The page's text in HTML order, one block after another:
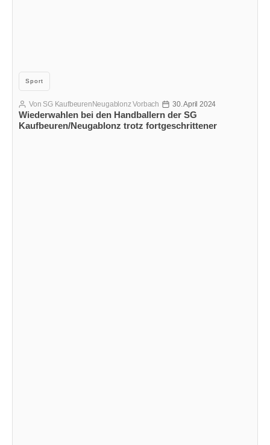
Kategorien
Sport
Wiederwahlen bei den Handballern der SG
Kaufbeuren/Neugablonz trotz fortgeschrittener
Beitragsautor
Von SG KaufbeurenNeugablonz Vorbach Veröffentlichungsdatum
30. April 2024